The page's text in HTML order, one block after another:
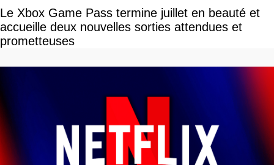
Le Xbox Game Pass termine juillet en beauté et
accueille deux nouvelles sorties attendues et
prometteuses